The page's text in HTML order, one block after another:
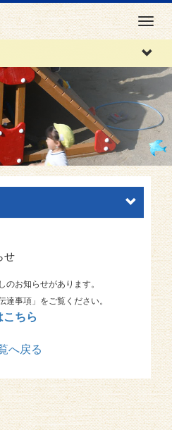
M
e
n
u
せ
のお知らせがあります。
事項」をご覧ください。
ちら
へ戻る